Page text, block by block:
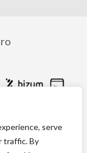
serve
traffic. By